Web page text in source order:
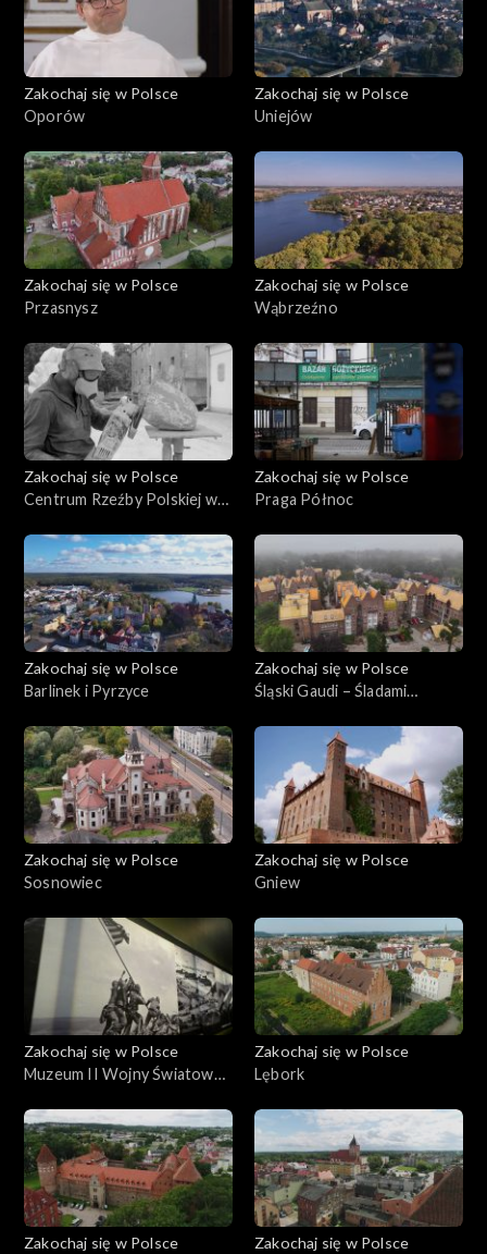
Zakochaj się w Polsce
Oporów
Zakochaj się w Polsce
Uniejów
Zakochaj się w Polsce
Przasnysz
Zakochaj się w Polsce
Wąbrzeźno
Zakochaj się w Polsce
Centrum Rzeźby Polskiej w
Zakochaj się w Polsce
Praga Północ
Zakochaj się w Polsce
Barlinek i Pyrzyce
Zakochaj się w Polsce
Śląski Gaudi – Śladami
Zakochaj się w Polsce
Sosnowiec
Zakochaj się w Polsce
Gniew
Zakochaj się w Polsce
Muzeum II Wojny Światowej
Zakochaj się w Polsce
Lębork
Zakochaj się w Polsce
Zakochaj się w Polsce